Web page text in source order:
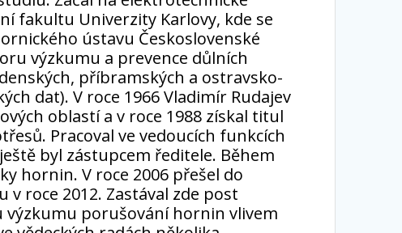
fakultu Univerzity Karlovy, kde se
ústavu Československé
výzkumu a prevence důlních
příbramských a ostravsko-
dat). V roce 1966 Vladimír Rudajev
oblastí a v roce 1988 získal titul
Pracoval ve vedoucích funkcích
byl zástupcem ředitele. Během
hornin. V roce 2006 přešel do
v roce 2012. Zastával zde post
výzkumu porušování hornin vlivem